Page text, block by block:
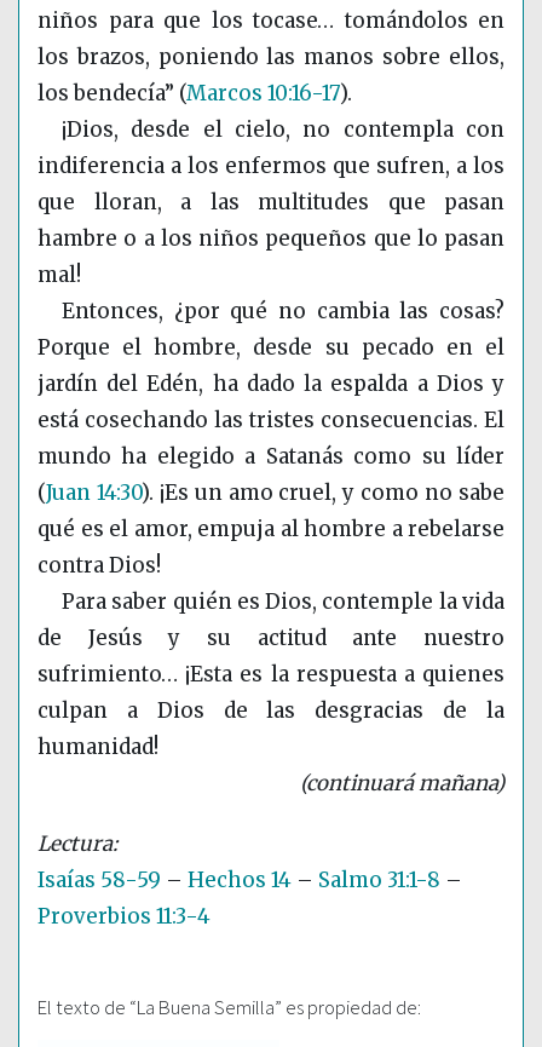
niños para que los tocase… tomándolos en
los brazos, poniendo las manos sobre ellos,
los bendecía” (Marcos 10:16-17).
¡Dios, desde el cielo, no contempla con
indiferencia a los enfermos que sufren, a los
que lloran, a las multitudes que pasan
hambre o a los niños pequeños que lo pasan
mal!
Entonces, ¿por qué no cambia las cosas?
Porque el hombre, desde su pecado en el
jardín del Edén, ha dado la espalda a Dios y
está cosechando las tristes consecuencias. El
mundo ha elegido a Satanás como su líder
(Juan 14:30). ¡Es un amo cruel, y como no sabe
qué es el amor, empuja al hombre a rebelarse
contra Dios!
Para saber quién es Dios, contemple la vida
de Jesús y su actitud ante nuestro
sufrimiento… ¡Esta es la respuesta a quienes
culpan a Dios de las desgracias de la
humanidad!
(continuará mañana)
Isaías 58-59 – Hechos 14 – Salmo 31:1-8 –
Proverbios 11:3-4
El texto de “La Buena Semilla” es propiedad de: